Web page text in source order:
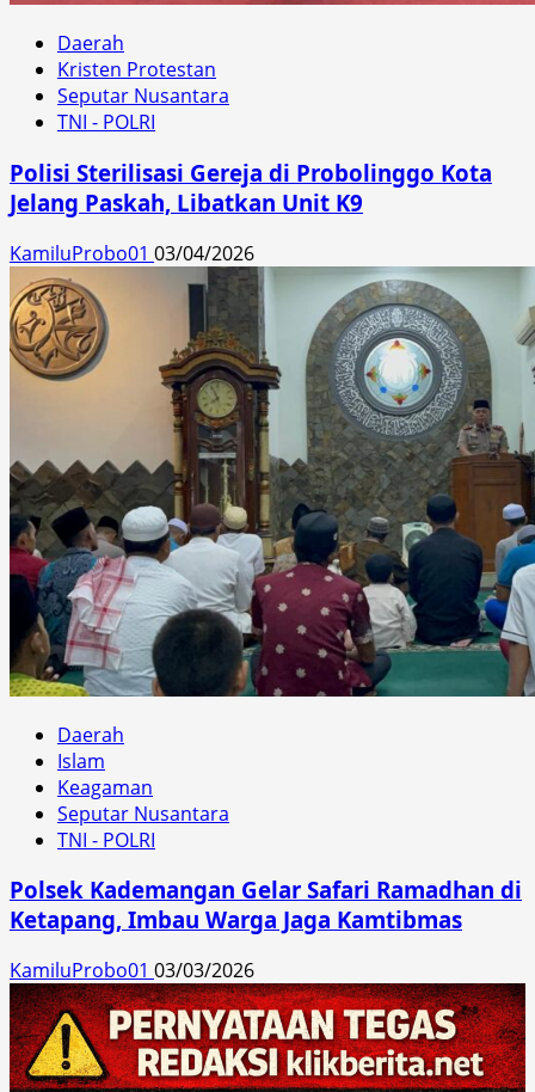
Daerah
Kristen Protestan
Seputar Nusantara
TNI - POLRI
Polisi Sterilisasi Gereja di Probolinggo Kota
Jelang Paskah, Libatkan Unit K9
KamiluProbo01 03/04/2026
Daerah
Islam
Keagaman
Seputar Nusantara
TNI - POLRI
Polsek Kademangan Gelar Safari Ramadhan di
Ketapang, Imbau Warga Jaga Kamtibmas
KamiluProbo01 03/03/2026